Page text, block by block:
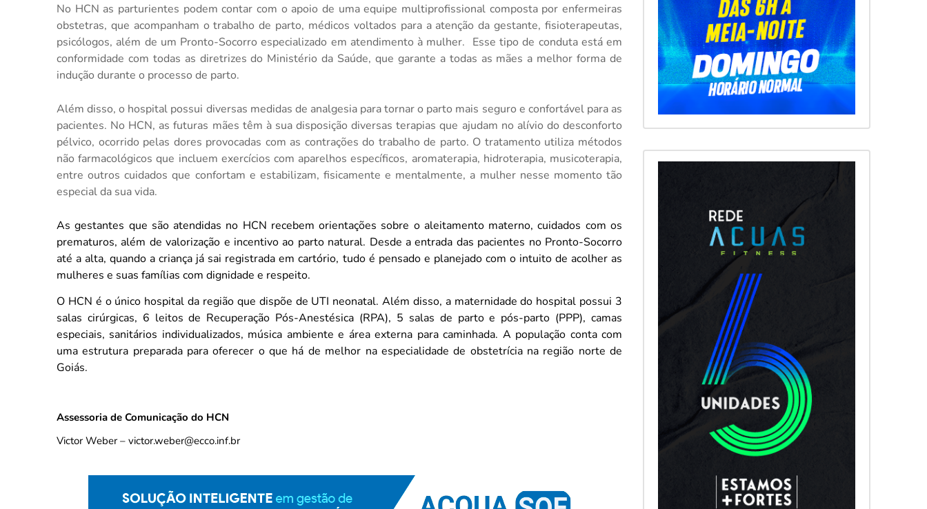
No HCN as parturientes podem contar com o apoio de uma equipe multiprofissional compostapor enfermeiras
obstetras, que acompanham o trabalho de parto, médicos voltados para a atenção da gestante, fisioterapeutas,
psicólogos, além de um Pronto-Socorro especializado em atendimento à mulher. Esse tipo de conduta está em
conformidade com todas as diretrizes do Ministério da Saúde, que garante a todas as mães a melhor forma de
indução durante o processo de parto.
Além disso, o hospital possui diversas medidas de analgesia para tornar o parto mais seguro e confortável para as
pacientes. No HCN, as futuras mães têm à sua disposição diversas terapias que ajudam no alívio do desconforto
pélvico, ocorrido pelas dores provocadas com as contrações do trabalho de parto. O tratamento utiliza métodos
não farmacológicos que incluem exercícios com aparelhos específicos, aromaterapia, hidroterapia, musicoterapia,
entre outros cuidados que confortam e estabilizam, fisicamente e mentalmente, a mulher nesse momento tão
especial da sua vida.
As gestantes que são atendidas no HCN recebem orientações sobre o aleitamento materno, cuidados com os
prematuros, além de valorização e incentivo ao parto natural. Desde a entrada das pacientes no Pronto-Socorro
até a alta, quando a criança já sai registrada em cartório, tudo é pensado e planejado com o intuito de acolher as
mulheres e suas famílias com dignidade e respeito.
O HCN é o único hospital da região que dispõe de UTI neonatal.Além disso, a maternidade do hospital possui 3
salas cirúrgicas, 6 leitos de Recuperação Pós-Anestésica (RPA), 5 salas de parto e pós-parto (PPP), camas
especiais, sanitários individualizados, música ambiente e área externa para caminhada. A população conta com
uma estrutura preparada para oferecer o que há de melhor na especialidade de obstetrícia na região norte de
Goiás.
Assessoria de Comunicação do HCN
Victor Weber – victor.weber@ecco.inf.br